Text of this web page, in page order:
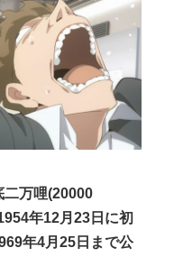
二万哩(20000
年12月23日に初
年4月25日まで公